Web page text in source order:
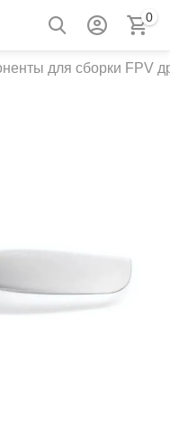
0
для сборки FPV